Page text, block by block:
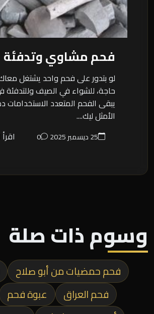
فحم مشاوي وتدفئة
لو بتدور على فحم واحد يشتغل
حاجة، للشواء في الصيف وللتدفئة
يبقى الفحم المتعدد الاستخدامات
الأمثل ليك....
25 ديسمبر 2025 0
وسوم ذات صلة
فحم حمضيات من أبو صلاح
فحم العراق
عبوة فحم